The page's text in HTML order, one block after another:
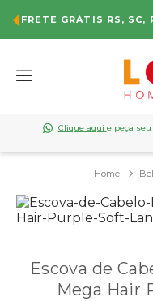
de R$399,99
Clique aqui e peça
Escova de
Mega Hair